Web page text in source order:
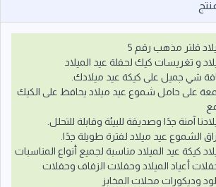
قلتر مذهب رقم 5
و تغريسات كيك لحفلة عيد الميلاد
شي جميل على كيكة عيد ميلادك.
على حامل شموع عيد ميلاد يحافظ على الكيك
آمنة جدًا وصديقة للبيئة وقابلة للتحلل.
الشموع عيد ميلاد لفترة طويلة جدًا.
كيكة عيد الميلاد مناسبة لجميع أنواع المناسبات
أعياد الميلاد وحفلات الزفاف وحفلات
وديكورات محلات المخابز